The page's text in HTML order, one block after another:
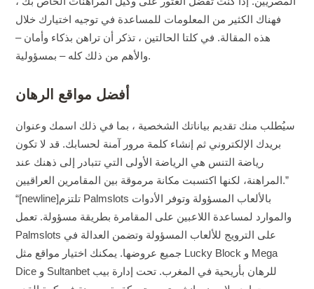
فهناك الكثير من المعلومات للمساعدة في توجيه اختيارك خلال
هذه المقالة. في كلتا الحالتين ، تذكر أن تراهن بذكاء وأمان –
والأهم من ذلك كله – بمسؤولية.
أفضل مواقع الرهان
سيُطلب منك تقديم بياناتك الشخصية ، بما في ذلك اسمك وعنوان
بريدك الإلكتروني ثم إنشاء كلمة مرور آمنة لحسابك. قد لا تكون
رياضة التنس هي الرياضة الأولى التي تتبادر إلى ذهنك عند
المراهنة، لكنها اكتسبت مكانة مرموقة بين المقامرين العراقيين.”
“[newline]تلتزم Palmslots بالألعاب المسؤولة وتوفر الأدوات
والموارد لمساعدة اللاعبين على المقامرة بطريقة مسؤولة. تعمل
Palmslots على الترويج للألعاب المسؤولة وتضمن العدالة في
جميع عروضها. يمكنك اختيار مواقع مثل Lucky Block و Mega
Dice و Sultanbet للرهان بأريحية في المغرب. تحت إدارة بيب